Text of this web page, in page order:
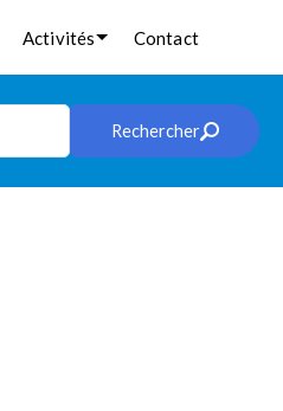
Activités Contact
Rechercher